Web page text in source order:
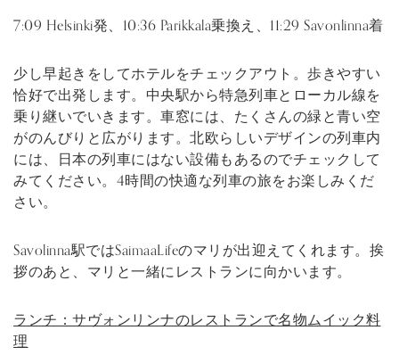
7:09 Helsinki発、10:36 Parikkala乗換え、11:29 Savonlinna着
少し早起きをしてホテルをチェックアウト。歩きやすい
恰好で出発します。中央駅から特急列車とローカル線を
乗り継いでいきます。車窓には、たくさんの緑と青い空
がのんびりと広がります。北欧らしいデザインの列車内
には、日本の列車にはない設備もあるのでチェックして
みてください。4時間の快適な列車の旅をお楽しみくだ
さい。
Savolinna駅ではSaimaaLifeのマリが出迎えてくれます。挨
拶のあと、マリと一緒にレストランに向かいます。
ランチ：サヴォンリンナのレストランで名物ムイック料
理